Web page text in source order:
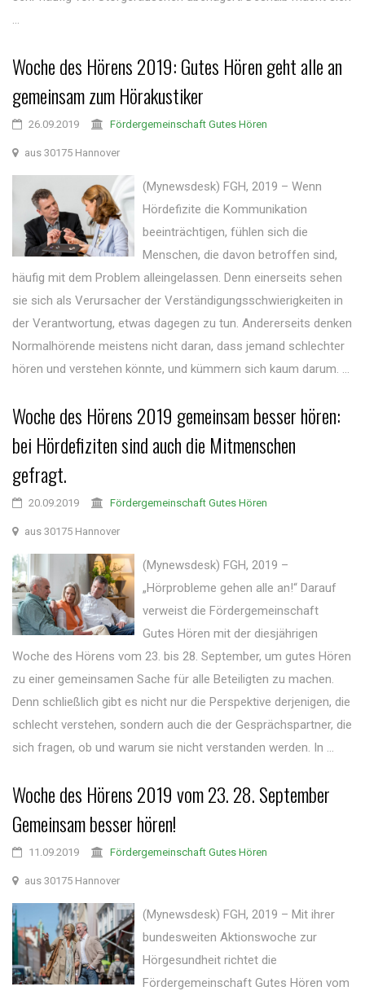
...
Woche des Hörens 2019: Gutes Hören geht alle an
gemeinsam zum Hörakustiker
26.09.2019 Fördergemeinschaft Gutes Hören
aus 30175 Hannover
(Mynewsdesk) FGH, 2019 – Wenn
Hördefizite die Kommunikation
beeinträchtigen, fühlen sich die
Menschen, die davon betroffen sind,
häufig mit dem Problem alleingelassen. Denn einerseits sehen
sie sich als Verursacher der Verständigungsschwierigkeiten in
der Verantwortung, etwas dagegen zu tun. Andererseits denken
Normalhörende meistens nicht daran, dass jemand schlechter
hören und verstehen könnte, und kümmern sich kaum darum. ...
Woche des Hörens 2019 gemeinsam besser hören:
bei Hördefiziten sind auch die Mitmenschen
gefragt.
20.09.2019 Fördergemeinschaft Gutes Hören
aus 30175 Hannover
(Mynewsdesk) FGH, 2019 –
„Hörprobleme gehen alle an!“ Darauf
verweist die Fördergemeinschaft
Gutes Hören mit der diesjährigen
Woche des Hörens vom 23. bis 28. September, um gutes Hören
zu einer gemeinsamen Sache für alle Beteiligten zu machen.
Denn schließlich gibt es nicht nur die Perspektive derjenigen, die
schlecht verstehen, sondern auch die der Gesprächspartner, die
sich fragen, ob und warum sie nicht verstanden werden. In ...
Woche des Hörens 2019 vom 23. 28. September
Gemeinsam besser hören!
11.09.2019 Fördergemeinschaft Gutes Hören
aus 30175 Hannover
(Mynewsdesk) FGH, 2019 – Mit ihrer
bundesweiten Aktionswoche zur
Hörgesundheit richtet die
Fördergemeinschaft Gutes Hören vom